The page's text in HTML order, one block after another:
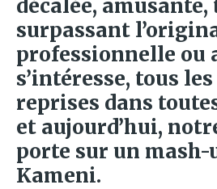
décalée, amusante,
surpassant
professionnelle ou
s’intéresse, tous
reprises dans
et aujourd’hui,
porte sur un mash-
Kameni.